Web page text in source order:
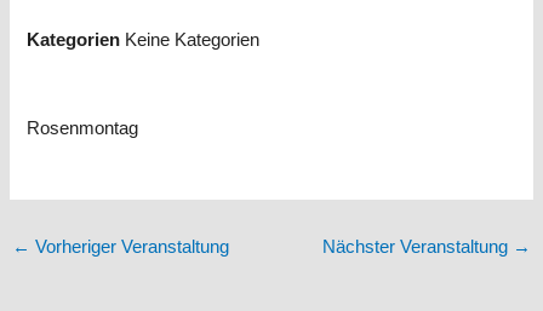
Kategorien Keine Kategorien
Rosenmontag
← Vorheriger Veranstaltung Nächster Veranstaltung →